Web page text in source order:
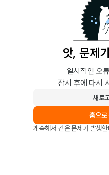
앗, 문제
일시적인 오
잠시 후에 다시
새로
홈으로
계속해서 같은 문제가 발생한